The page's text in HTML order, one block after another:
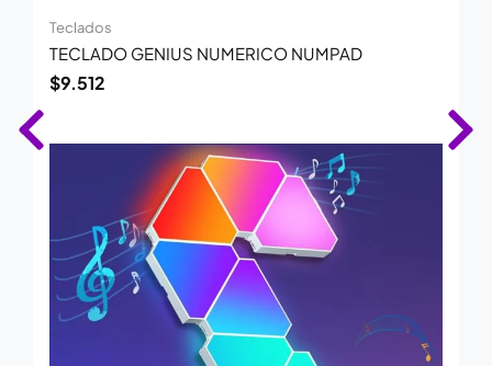
Teclados
TECLADO GENIUS NUMERICO NUMPAD
$9.512
$106.154.
$69.000.